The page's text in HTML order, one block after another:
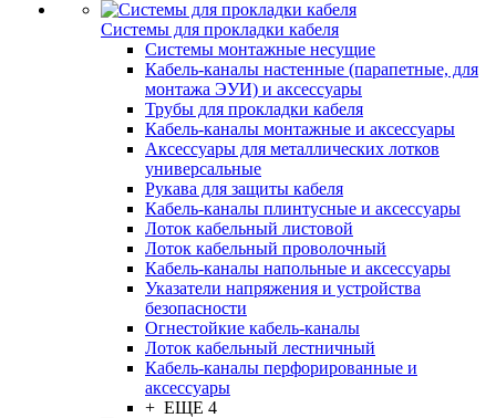
Системы для прокладки кабеля
Системы монтажные несущие
Кабель-каналы настенные (парапетные, для
монтажа ЭУИ) и аксессуары
Трубы для прокладки кабеля
Кабель-каналы монтажные и аксессуары
Аксессуары для металлических лотков
универсальные
Рукава для защиты кабеля
Кабель-каналы плинтусные и аксессуары
Лоток кабельный листовой
Лоток кабельный проволочный
Кабель-каналы напольные и аксессуары
Указатели напряжения и устройства
безопасности
Огнестойкие кабель-каналы
Лоток кабельный лестничный
Кабель-каналы перфорированные и
аксессуары
+ ЕЩЕ 4